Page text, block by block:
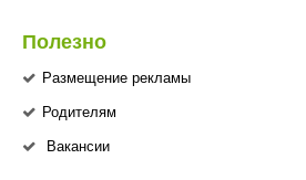
Полезно
Размещение рекламы
Родителям
Вакансии